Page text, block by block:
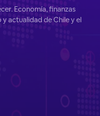
Economía, finanzas
actualidad de Chile y el